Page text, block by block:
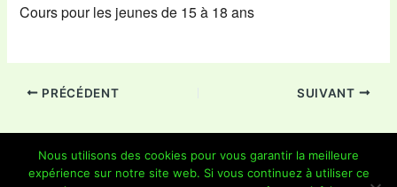
Cours pour les jeunes de 15 à 18 ans
PRÉCÉDENT SUIVANT
Nous utilisons des cookies pour vous garantir la meilleure
expérience sur notre site web. Si vous continuez à utiliser ce